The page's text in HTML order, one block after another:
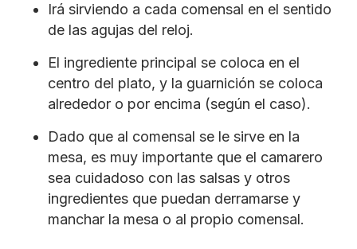
Irá sirviendo a cada comensal en el sentido
de las agujas del reloj.
El ingrediente principal se coloca en el
centro del plato, y la guarnición se coloca
alrededor o por encima (según el caso).
Dado que al comensal se le sirve en la
mesa, es muy importante que el camarero
sea cuidadoso con las salsas y otros
ingredientes que puedan derramarse y
manchar la mesa o al propio comensal.